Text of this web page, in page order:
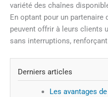
variété des chaînes
En optant pour un partenaire
peuvent offrir à leurs clients
sans interruptions,
Derniers articles
Les avantages